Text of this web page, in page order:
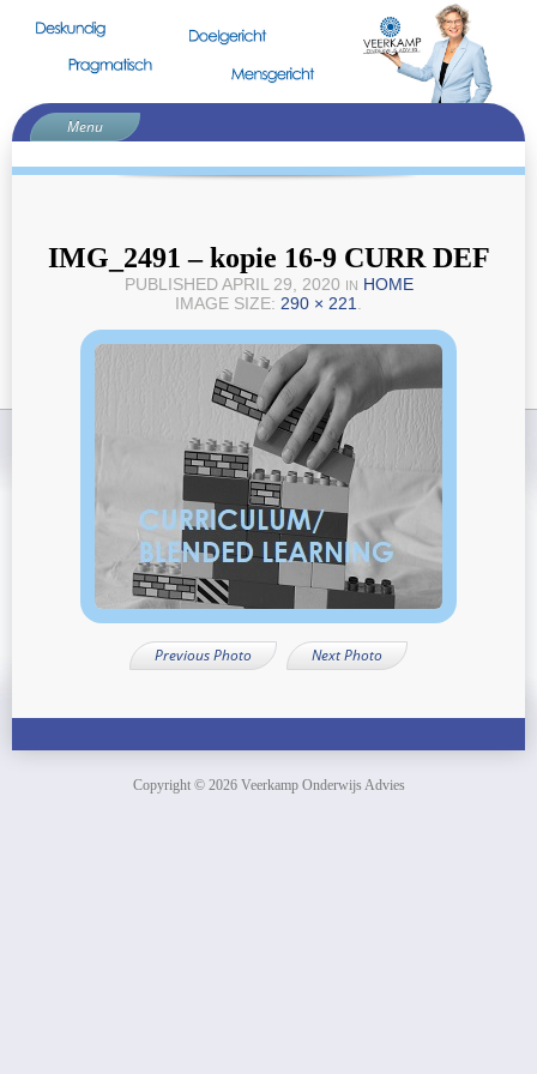
Menu
Home
Curriculum
Teamtrajecten
Samenwerken in de keten
IMG_2491 – kopie 16-9 CURR DEF
PUBLISHEDAPRIL 29, 2020 IN HOME
IMAGE SIZE: 290 × 221
Previous Photo Next Photo
Copyright © 2026 Veerkamp Onderwijs Advies